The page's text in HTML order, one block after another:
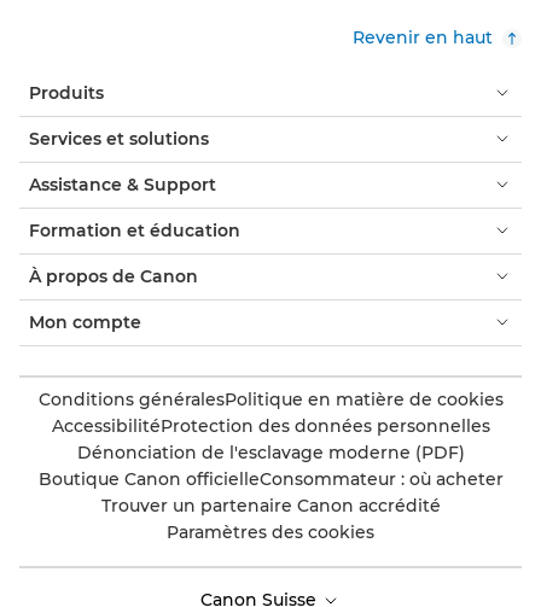
Revenir en haut
Produits
Services et solutions
Assistance & Support
Formation et éducation
À propos de Canon
Mon compte
Conditions généralesPolitique en matière de cookies
AccessibilitéProtection des données personnelles
Dénonciation de l'esclavage moderne (PDF)
Boutique Canon officielleConsommateur : où acheter
Trouver un partenaire Canon accrédité
Paramètres des cookies
Canon Suisse